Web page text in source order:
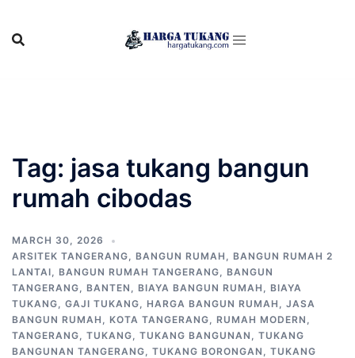
content
Tag: jasa tukang bangun
rumah cibodas
MARCH 30, 2026
ARSITEK TANGERANG, BANGUN RUMAH , BANGUN RUMAH 2
LANTAI, BANGUN RUMAH TANGERANG, BANGUN
TANGERANG, BANTEN , BIAYA BANGUN RUMAH , BIAYA
TUKANG, GAJI TUKANG, HARGA BANGUN RUMAH , JASA
BANGUN RUMAH , KOTA TANGERANG, RUMAH MODERN ,
TANGERANG, TUKANG, TUKANG BANGUNAN , TUKANG
BANGUNAN TANGERANG, TUKANG BORONGAN , TUKANG